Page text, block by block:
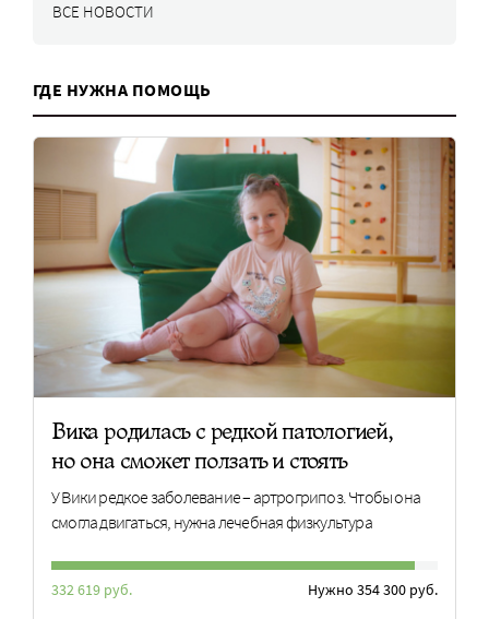
ВСЕ НОВОСТИ
ГДЕ НУЖНА ПОМОЩЬ
Вика родилась с редкой патологией,
но она сможет ползать и стоять
У Вики редкое заболевание – артрогрипоз. Чтобы она
смогла двигаться, нужна лечебная физкультура
332 619 руб. Нужно 354 300 руб.